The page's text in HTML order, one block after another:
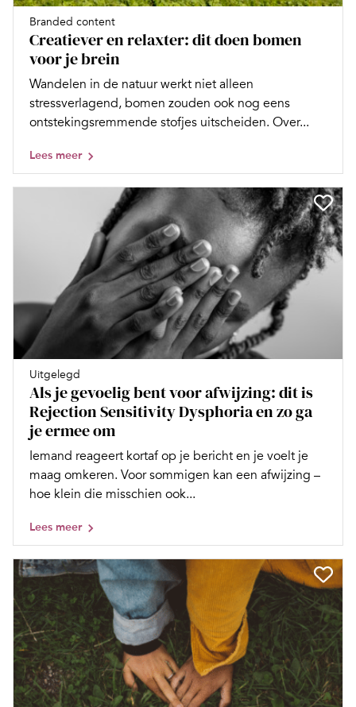
Branded content
Creatiever en relaxter: dit doen bomen
voor je brein
Wandelen in de natuur werkt niet alleen
stressverlagend, bomen zouden ook nog eens
ontstekingsremmende stofjes uitscheiden. Over...
Lees meer
Uitgelegd
Als je gevoelig bent voor afwijzing: dit is
Rejection Sensitivity Dysphoria en zo ga
je ermee om
Iemand reageert kortaf op je bericht en je voelt je
maag omkeren. Voor sommigen kan een afwijzing –
hoe klein die misschien ook...
Lees meer